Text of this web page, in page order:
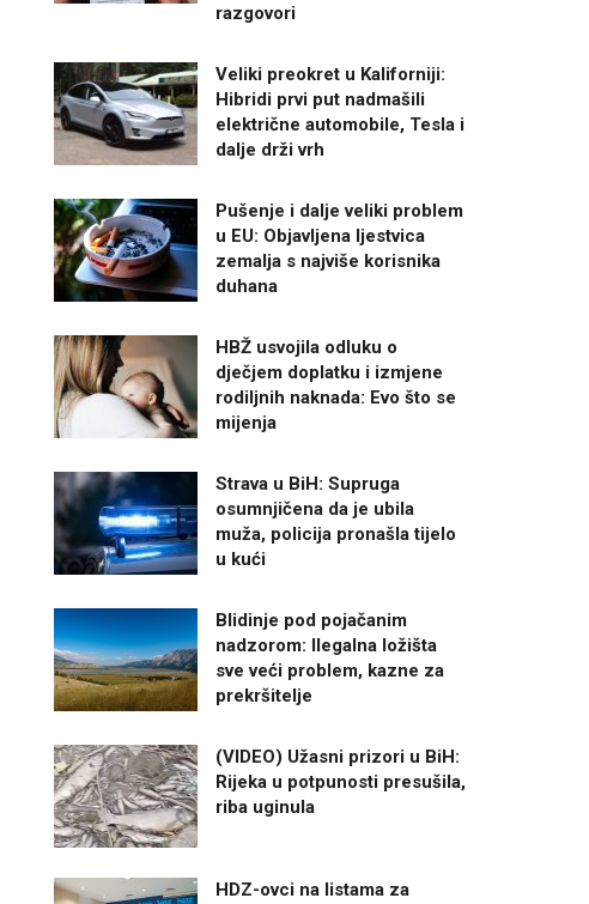
razgovori
Veliki preokret u Kaliforniji:
Hibridi prvi put nadmašili
električne automobile, Tesla i
dalje drži vrh
Pušenje i dalje veliki problem
u EU: Objavljena ljestvica
zemalja s najviše korisnika
duhana
HBŽ usvojila odluku o
dječjem doplatku i izmjene
rodiljnih naknada: Evo što se
mijenja
Strava u BiH: Supruga
osumnjičena da je ubila
muža, policija pronašla tijelo
u kući
Blidinje pod pojačanim
nadzorom: Ilegalna ložišta
sve veći problem, kazne za
prekršitelje
(VIDEO) Užasni prizori u BiH:
Rijeka u potpunosti presušila,
riba uginula
HDZ-ovci na listama za